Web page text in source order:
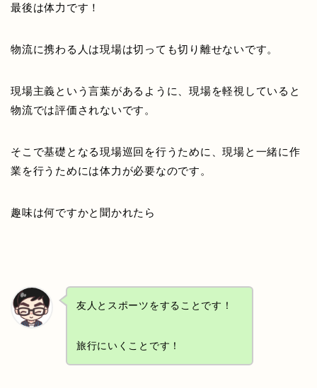
最後は体力です！
物流に携わる人は現場は切っても切り離せないです。
現場主義という言葉があるように、現場を軽視していると
物流では評価されないです。
そこで基礎となる現場巡回を行うために、現場と一緒に作
業を行うためには体力が必要なのです。
趣味は何ですかと聞かれたら
友人とスポーツをすることです！
旅行にいくことです！